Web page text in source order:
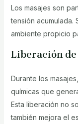
Los masajes son
tensión acumulada.
ambiente propicio
Liberación
Durante los
químicas que
Esta liberación no
también mejora el